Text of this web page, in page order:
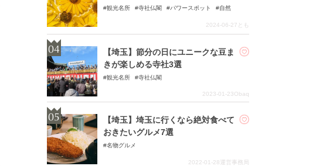
観光名所 寺社仏閣 パワースポット 自然
2024-06-27 とも
【埼玉】節分の日にユニークな豆ま
きが楽しめる寺社3選
観光名所 寺社仏閣
2023-01-23Obaq
【埼玉】埼玉に行くなら絶対食べて
おきたいグルメ7選
名物グルメ
2022-01-28運営事務局